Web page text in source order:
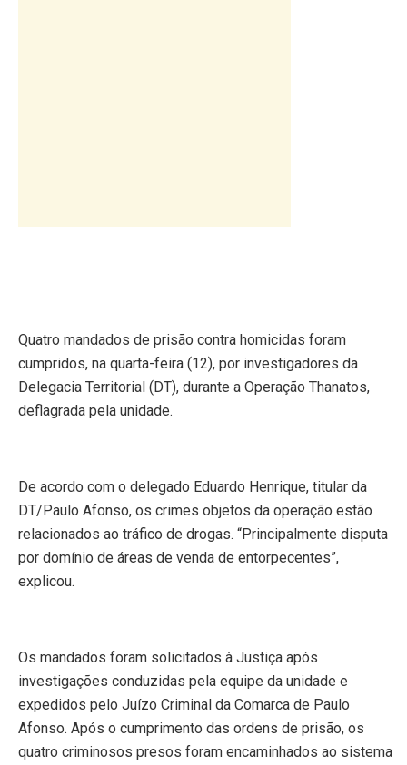
Quatro mandados de prisão contra homicidas foram
cumpridos, na quarta-feira (12), por investigadores da
Delegacia Territorial (DT), durante a Operação Thanatos,
deflagrada pela unidade.
De acordo com o delegado Eduardo Henrique, titular da
DT/Paulo Afonso, os crimes objetos da operação estão
relacionados ao tráfico de drogas. “Principalmente disputa
por domínio de áreas de venda de entorpecentes”,
explicou.
Os mandados foram solicitados à Justiça após
investigações conduzidas pela equipe da unidade e
expedidos pelo Juízo Criminal da Comarca de Paulo
Afonso. Após o cumprimento das ordens de prisão, os
quatro criminosos presos foram encaminhados ao sistema